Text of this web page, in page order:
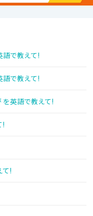
で教えて!
語で教えて!
英語で教えて!
!
て!